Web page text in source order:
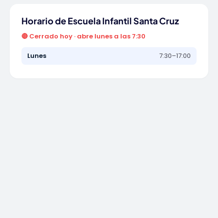
Horario de Escuela Infantil Santa Cruz
🔴 Cerrado hoy · abre lunes a las 7:30
Lunes 7:30–17:00